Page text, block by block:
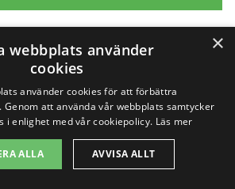
en
för
i
×
webbplats använder
cookies
använder cookies för att förbättra
Genom att använda vår webbplats samtycker
i enlighet med vår cookiepolicy. Läs mer
ALLA AVVISA ALLT